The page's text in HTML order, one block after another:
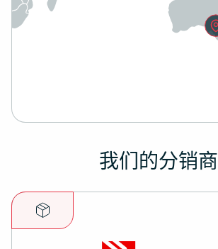
我们的分销商